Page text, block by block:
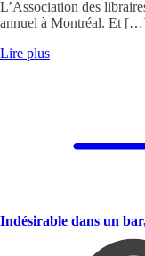
L’Association des
annuel à Montréal. Et
Lire plus
Indésirable dans un